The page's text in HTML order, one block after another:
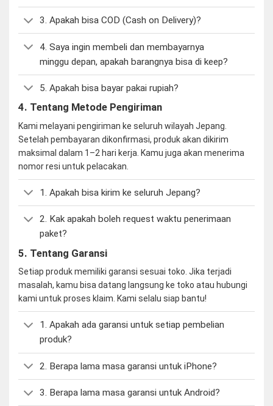
3. Apakah bisa COD (Cash on Delivery)?
4. Saya ingin membeli dan membayarnya
minggu depan, apakah barangnya bisa di keep?
5. Apakah bisa bayar pakai rupiah?
4. Tentang Metode Pengiriman
Kami melayani pengiriman ke seluruh wilayah Jepang.
Setelah pembayaran dikonfirmasi, produk akan dikirim
maksimal dalam 1–2 hari kerja. Kamu juga akan menerima
nomor resi untuk pelacakan.
1. Apakah bisa kirim ke seluruh Jepang?
2. Kak apakah boleh request waktu penerimaan
paket?
5. Tentang Garansi
Setiap produk memiliki garansi sesuai toko. Jika terjadi
masalah, kamu bisa datang langsung ke toko atau hubungi
kami untuk proses klaim. Kami selalu siap bantu!
1. Apakah ada garansi untuk setiap pembelian
produk?
2. Berapa lama masa garansi untuk iPhone?
3. Berapa lama masa garansi untuk Android?